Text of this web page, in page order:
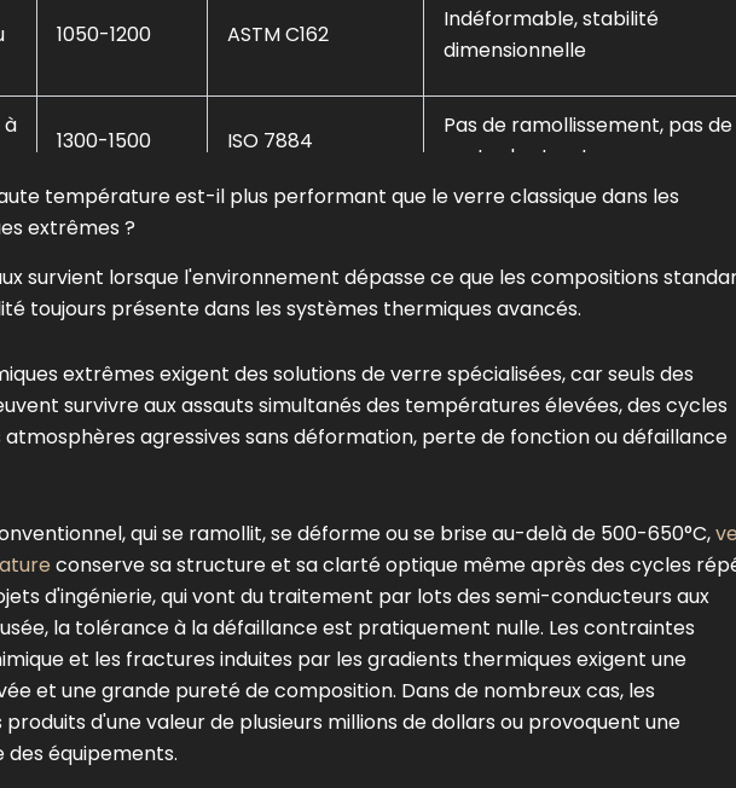
1050-1200 ASTM C162
Indéformable, stabilité
dimensionnelle
à
1300-1500 ISO 7884
Pas de ramollissement, pas de
perte de structure
5.0-5.5
Référence : de la température
1.38 (25°C) ASTM C408
Assure un flux de chaleur stable,
1665 ASTM C338
Pas de débit significatif en
dessous de cette température
>1000 ASTM C1525
température rapides et
extrêmes
température est-il plus performant que le verre classique dans les
extrêmes ?
survient lorsque l'environnement dépasse ce que les compositions
toujours présente dans les systèmes thermiques avancés.
extrêmes exigent des solutions de verre spécialisées, car seuls des
survivre aux assauts simultanés des températures élevées, des cycles
agressives sans déformation, perte de fonction ou défaillance
qui se ramollit, se déforme ou se brise au-delà de 500-650°C,
conserve sa structure et sa clarté optique même après des cycles
d'ingénierie, qui vont du traitement par lots des semi-conducteurs aux
la tolérance à la défaillance est pratiquement nulle. Les contraintes
et les fractures induites par les gradients thermiques exigent une
et une grande pureté de composition. Dans de nombreux cas, les
d'une valeur de plusieurs millions de dollars ou provoquent une
équipements.